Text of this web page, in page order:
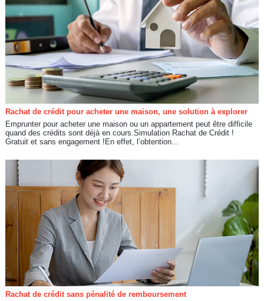
Rachat de crédit pour acheter une maison, une solution à explorer
Emprunter pour acheter une maison ou un appartement peut être difficile
quand des crédits sont déjà en cours.Simulation Rachat de Crédit !
Gratuit et sans engagement !En effet, l’obtention...
Rachat de crédit sans pénalité de remboursement